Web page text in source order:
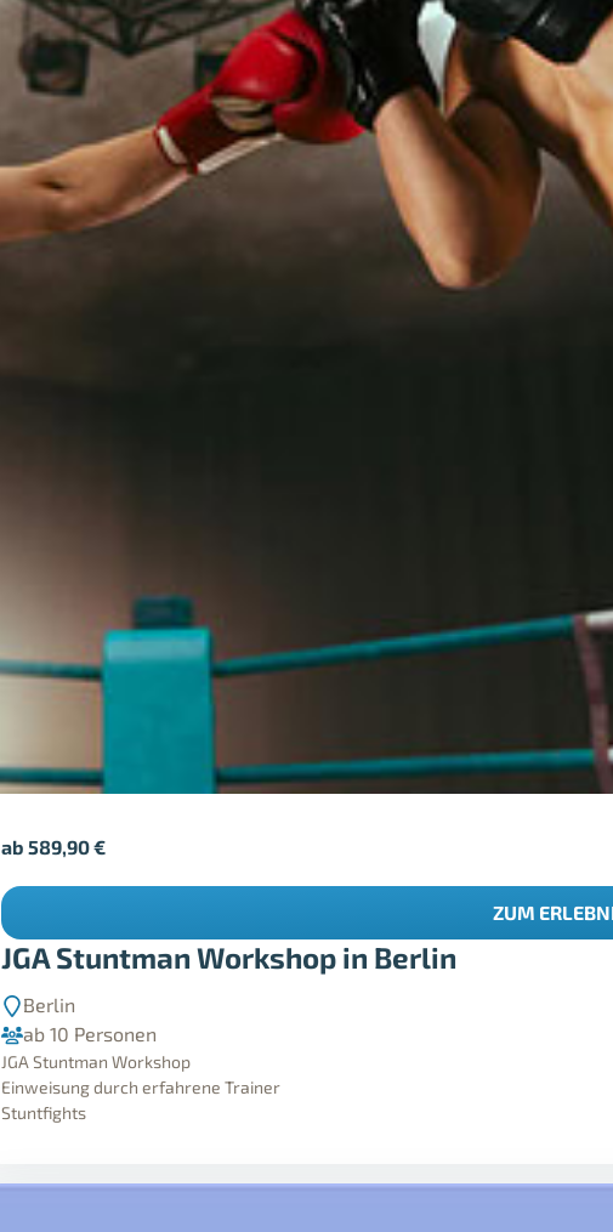
JGA Stuntman Workshop in Berlin
Berlin
ab 10 Personen
JGA Stuntman Workshop
Einweisung durch erfahrene Trainer
Stuntfights
ab 589,90€
ZUM